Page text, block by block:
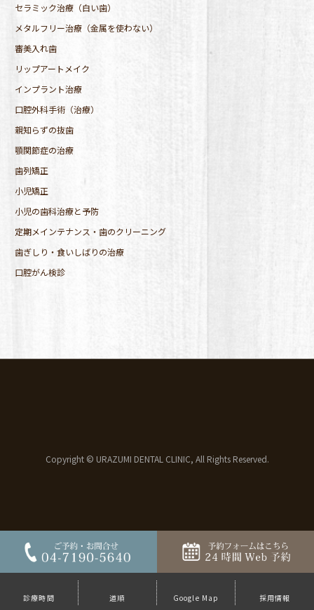
セラミック治療（白い歯）
メタルフリー治療（金属を使わない）
審美入れ歯
リップアートメイク
インプラント治療
口腔外科手術（治療）
親知らずの抜歯
顎関節症の治療
歯列矯正
小児矯正
小児の歯科治療と予防
定期メインテナンス・歯のクリーニング
歯ぎしり・食いしばりの治療
口腔がん検診
Copyright © URAZUMI DENTAL CLINIC, All Rights Reserved.
診療時間 道順 Google Map 採用情報